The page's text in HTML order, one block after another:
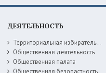
ДЕЯТЕЛЬНОСТЬ
Территориальная избирательная комиссия
Общественная деятельность
Общественная палата
Общественная безопастность